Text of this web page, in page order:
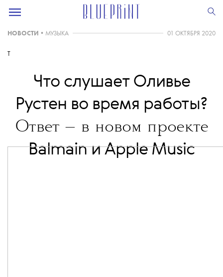
НОВОСТИ • МУЗЫКА 01 ОКТЯБРЯ 2020
T
Что слушает Оливье
Рустен во время работы?
Ответ — в новом проекте
Balmain и Apple Music